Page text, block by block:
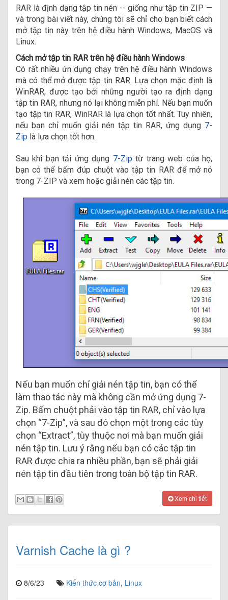
RAR là định dạng tập tin nén -- giống như tập tin ZIP —
và trong bài viết này, chúng tôi sẽ chỉ cho bạn biết cách
mở tập tin này trên hệ điều hành Windows, MacOS và
Linux.
Cách mở tập tin RAR trên hệ điều hành Windows
Có rất nhiều ứn dụng chạy trên hệ điều hành Windows
mà có thể mở được tập tin RAR. Lựa chọn mặc định là
WinRAR, được tạo bởi những người tạo ra định dạng
tập tin RAR, nhưng nó lại không miễn phí. Nếu bạn muốn
tạo tập tin RAR, WinRAR là lựa chọn tốt nhất. Tuy nhiên,
nếu bạn chỉ muốn giải nén tập tin RAR, ứng dụng 7-
Zip là lựa chọn tốt hơn.
Sau khi bạn tải ứng dụng 7-Zip từ trang web của họ,
bạn có thể bấm đúp chuột vào tập tin RAR để mở nó
trong 7-ZIP và xem hoặc giải nén các tập tin.
Nếu bạn muốn chỉ giải nén tập tin, bạn có thể
làm thao tác này mà không cần mở ứng dụng 7-
Zip. Bấm chuột phải vào tập tin RAR, chỉ vào lựa
chọn “7-Zip”, và sau đó chọn một trong các tùy
chọn “Extract”, tùy thuộc nơi mà bạn muốn giải
nén tập tin. Lưu ý rằng nếu bạn có các tập tin
RAR được chia ra nhiều phần, bạn sẽ phải giải
nén tập tin đầu tiên trong toàn bộ tập tin RAR.
Xem chi tiết
Varnish Cache là gì ?
8/6/23 Kiến thức cơ bản, Linux